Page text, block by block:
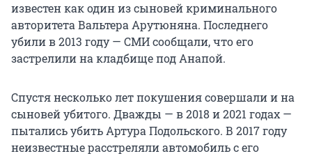
известен как один из сыновей криминального
авторитета Вальтера Арутюняна. Последнего
убили в 2013 году — СМИ сообщали, что его
застрелили на кладбище под Анапой.
Спустя несколько лет покушения совершали и на
сыновей убитого. Дважды — в 2018 и 2021 годах —
пытались убить Артура Подольского. В 2017 году
неизвестные расстреляли автомобиль с его